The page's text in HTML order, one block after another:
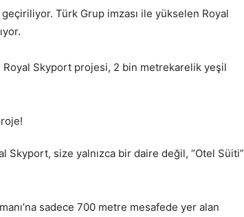
Türk Grup imzası ile yükselen Royal
Royal Skyport projesi, 2 bin metrekarelik yeşil
Skyport, size yalnızca bir daire değil, “Otel Süiti”
sadece 700 metre mesafede yer alan